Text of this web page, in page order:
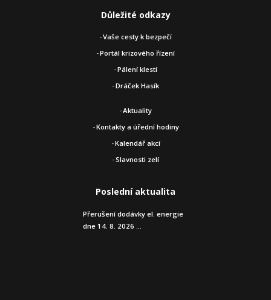
Důležité odkazy
Vaše cesty k bezpečí
Portál krizového řízení
Pálení klestí
Dráček Hasík
Aktuality
Kontakty a úřední hodiny
Kalendář akcí
Slavnosti zelí
Poslední aktualita
Přerušení dodávky el. energie
dne 14. 8. 2026 ...